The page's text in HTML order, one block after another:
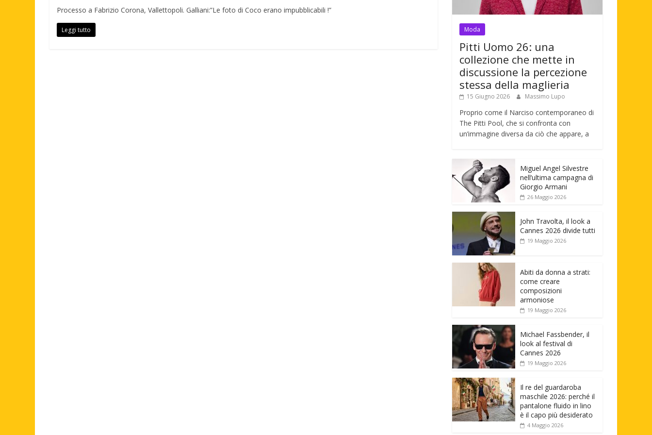
Processo a Fabrizio Corona, Vallettopoli. Galliani:”Le foto di Coco erano impubblicabili !”
Leggi tutto Moda
Pitti Uomo 26: una
collezione che mette in
discussione la percezione
stessa della maglieria
15 Giugno 2026 Massimo Lupo
Proprio come il Narciso contemporaneo di
The Pitti Pool, che si confronta con
un’immagine diversa da ciò che appare, a
Miguel Angel Silvestre
nell’ultima campagna di
Giorgio Armani
26 Maggio 2026
John Travolta, il look a
Cannes 2026 divide tutti
19 Maggio 2026
Abiti da donna a strati:
come creare
composizioni
armoniose
19 Maggio 2026
Michael Fassbender, il
look al festival di
Cannes 2026
19 Maggio 2026
Il re del guardaroba
maschile 2026: perché il
pantalone fluido in lino
è il capo più desiderato
4 Maggio 2026